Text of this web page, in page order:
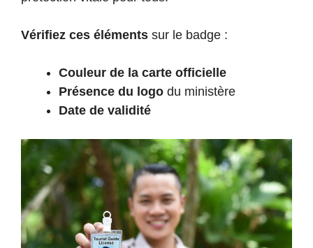
Vérifiez ces éléments sur le badge :
Couleur de la carte officielle
Présence du logo du ministère
Date de validité